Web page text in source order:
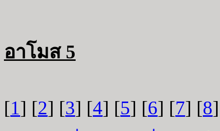
อาโมส 5
[1] [2] [3] [4] [5] [6] [7] [8